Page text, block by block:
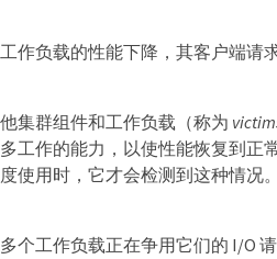
作负载的性能下降，其客户端请
集群组件和工作负载（称为
作的能力，以使性能恢复到正
使用时，它才会检测到这种情况
工作负载正在争用它们的 I/O